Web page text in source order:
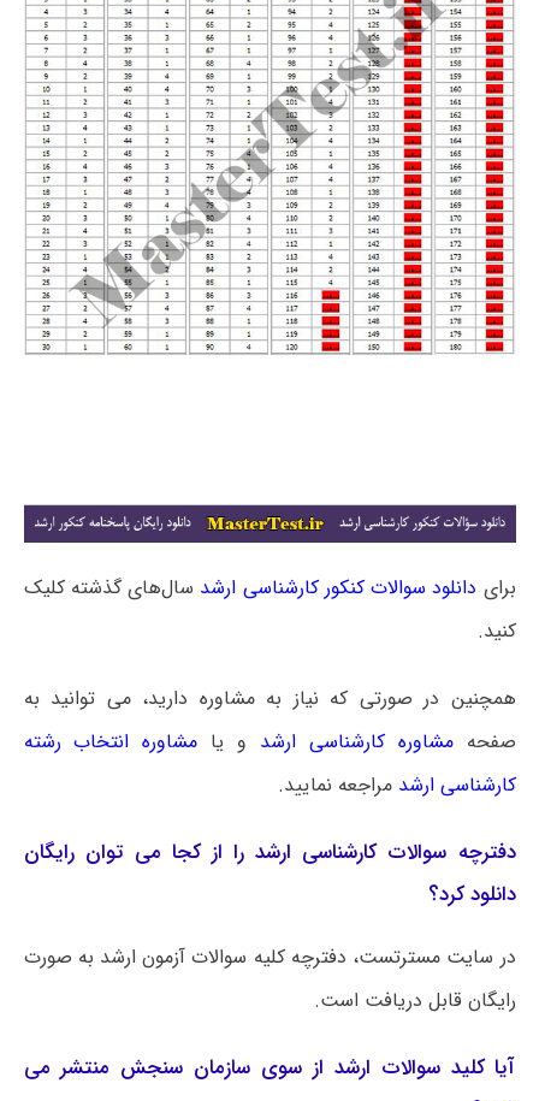
برای دانلود سوالات کنکور کارشناسی ارشد سال‌های گذشته کلیک
کنید.
همچنین در صورتی که نیاز به مشاوره دارید، می توانید به
صفحهمشاوره کارشناسی ارشد و یا مشاوره انتخاب رشته
کارشناسی ارشد مراجعه نمایید.
دفترچه سوالات کارشناسی ارشد را از کجا می توان رایگان
دانلود کرد؟
در سایت مسترتست، دفترچه کلیه سوالات آزمون ارشد به صورت
رایگان قابل دریافت است.
آیا کلید سوالات ارشد از سوی سازمان سنجش منتشر می